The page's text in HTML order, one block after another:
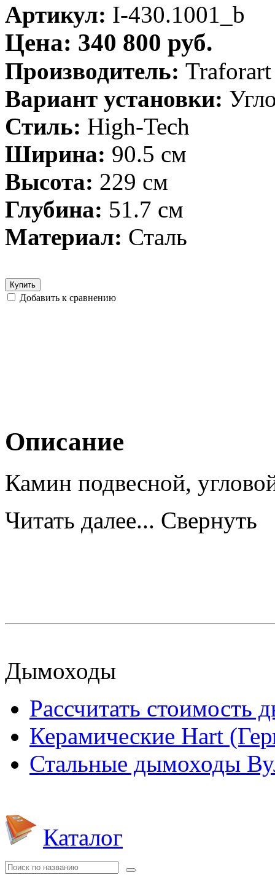
Артикул: I-430.1001_b
Цена: 340 800 руб.
Производитель:
Вариант установки:
Стиль: High-Tech
Ширина: 90.5 см
Высота: 229 см
Глубина: 51.7 см
Материал: Сталь
Купить
Добавить к сравнению
Описание
Камин подвесной,
Читать далее... Свернуть
Дымоходы
Рассчитать стоимость
Керамические Hart
Стальные дымоходы
Каталог